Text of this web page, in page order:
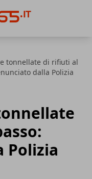
tonnellate di rifiuti al
dalla Polizia
Polizia